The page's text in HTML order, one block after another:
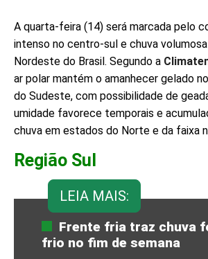
A quarta-feira (14) será marcada pelo
intenso no centro-sul e chuva
Nordeste do Brasil. Segundo a
ar polar mantém o amanhecer gelado
do Sudeste, com possibilidade de
umidade favorece temporais e
chuva em estados do Norte e da faixa
Região Sul
LEIA MAIS:
Frente fria traz chuva
frio no fim de semana